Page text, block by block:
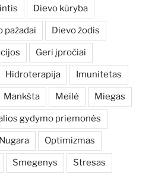
Dievo kūryba
pažadai Dievo žodis
Geri įpročiai
Hidroterapija Imunitetas
Mankšta Meilė Miegas
gydymo priemonės
Nugara Optimizmas
Smegenys Stresas